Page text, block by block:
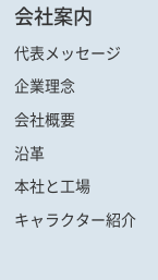
会社案内
代表メッセージ
企業理念
会社概要
沿革
本社と工場
キャラクター紹介